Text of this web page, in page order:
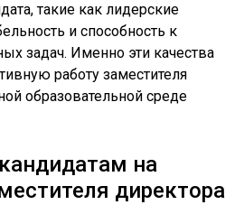
такие как лидерские
и способность к
задач. Именно эти качества
работу заместителя
образовательной среде
на
директора